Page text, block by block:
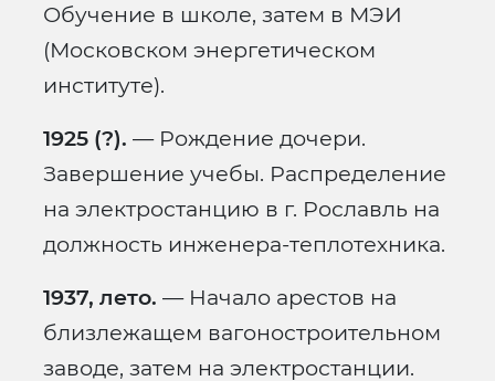
Обучение в школе, затем в МЭИ
(Московском энергетическом
институте).
1925 (?). — Рождение дочери.
Завершение учебы. Распределение
на электростанцию в г. Рославль на
должность инженера-теплотехника.
1937, лето. — Начало арестов на
близлежащем вагоностроительном
заводе, затем на электростанции.